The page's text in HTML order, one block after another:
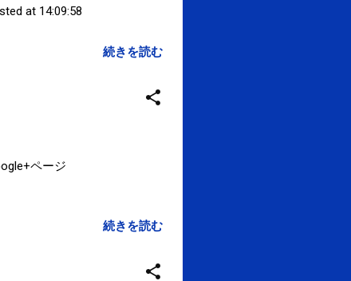
at 14:09:58
続きを読む
ページ
続きを読む